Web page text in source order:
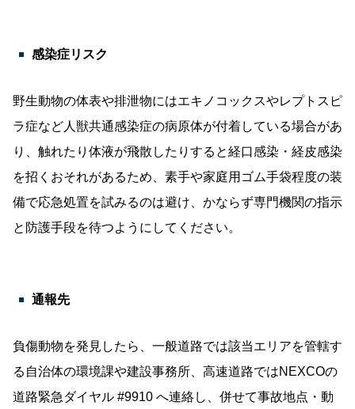
感染症リスク
野生動物の体表や排泄物にはエキノコックスやレプトスピ
ラ症など人獣共通感染症の病原体が付着している場合があ
り、触れたり体液が飛散したりすると経口感染・経皮感染
を招くおそれがあるため、素手や家庭用ゴム手袋程度の装
備で応急処置を試みるのは避け、かならず専門機関の指示
と防護手段を待つようにしてください。
通報先
負傷動物を発見したら、一般道路では該当エリアを管轄す
る自治体の環境課や建設事務所、高速道路ではNEXCOの
道路緊急ダイヤル #9910 へ連絡し、併せて事故地点・動